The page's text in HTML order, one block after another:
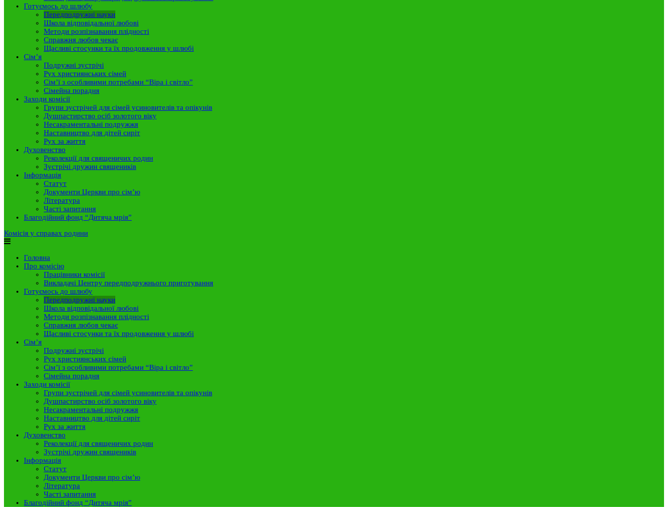
Готуємось до шлюбу
Передподружні науки
Школа відповідальної любові
Методи розпізнавання плідності
Справжня любов чекає
Щасливі стосунки та їх продовження у шлюбі
Сім’я
Подружні зустрічі
Рух християнських сімей
Сім’ї з особливими потребами “Віра і світло”
Сімейна порадня
Заходи комісії
Групи зустрічей для сімей усиновителів та опікунів
Душпастирство осіб золотого віку
Несакраментальні подружжя
Наставництво для дітей сиріт
Рух за життя
Духовенство
Реколекції для священичих родин
Зустрічі дружин священиків
Інформація
Статут
Документи Церкви про сім’ю
Література
Часті запитання
Благодійний фонд “Дитяча мрія”
Комісія у справах родини
Головна
Про комісію
Працівники комісії
Викладачі Центру передподружнього приготування
Готуємось до шлюбу
Передподружні науки
Школа відповідальної любові
Методи розпізнавання плідності
Справжня любов чекає
Щасливі стосунки та їх продовження у шлюбі
Сім’я
Подружні зустрічі
Рух християнських сімей
Сім’ї з особливими потребами “Віра і світло”
Сімейна порадня
Заходи комісії
Групи зустрічей для сімей усиновителів та опікунів
Душпастирство осіб золотого віку
Несакраментальні подружжя
Наставництво для дітей сиріт
Рух за життя
Духовенство
Реколекції для священичих родин
Зустрічі дружин священиків
Інформація
Статут
Документи Церкви про сім’ю
Література
Часті запитання
Благодійний фонд “Дитяча мрія”